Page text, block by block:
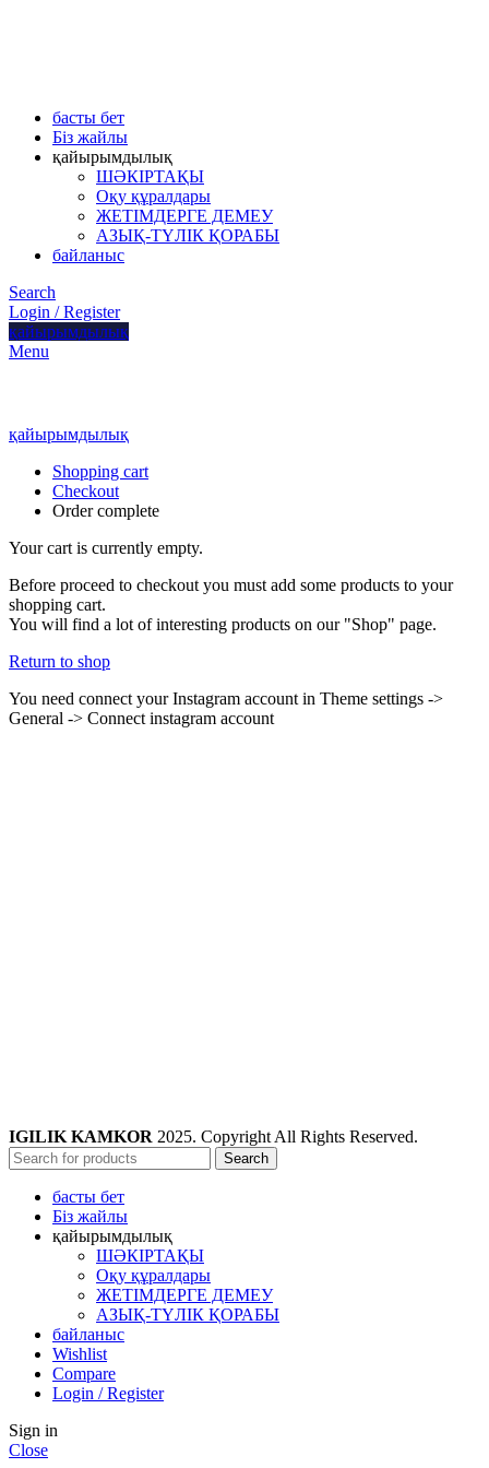
басты бет
Біз жайлы
қайырымдылық
ШӘКІРТАҚЫ
Оқу құралдары
ЖЕТІМДЕРГЕ ДЕМЕУ
АЗЫҚ-ТҮЛІК ҚОРАБЫ
байланыс
Search
Login / Register
қайырымдылық
Menu
қайырымдылық
Shopping cart
Checkout
Order complete
Your cart is currently empty.
Before proceed to checkout you must add some products to your
shopping cart.
You will find a lot of interesting products on our "Shop" page.
Return to shop
You need connect your Instagram account in Theme settings ->
General -> Connect instagram account
IGILIK KAMKOR 2025. Copyright All Rights Reserved.
Search
басты бет
Біз жайлы
қайырымдылық
ШӘКІРТАҚЫ
Оқу құралдары
ЖЕТІМДЕРГЕ ДЕМЕУ
АЗЫҚ-ТҮЛІК ҚОРАБЫ
байланыс
Wishlist
Compare
Login / Register
Sign in
Close